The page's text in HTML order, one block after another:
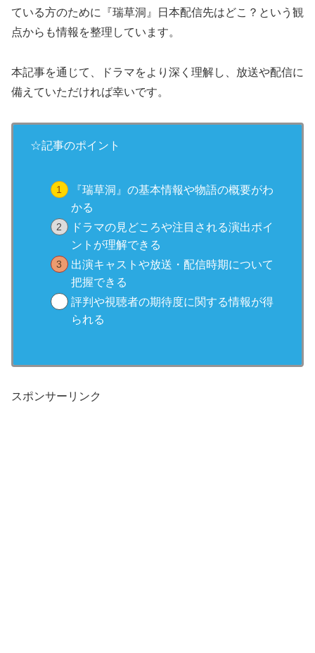
ている方のために『瑞草洞』日本配信先はどこ？という観
点からも情報を整理しています。
本記事を通じて、ドラマをより深く理解し、放送や配信に
備えていただければ幸いです。
☆記事のポイント
『瑞草洞』の基本情報や物語の概要がわ
かる
ドラマの見どころや注目される演出ポイ
ントが理解できる
出演キャストや放送・配信時期について
把握できる
評判や視聴者の期待度に関する情報が得
られる
スポンサーリンク